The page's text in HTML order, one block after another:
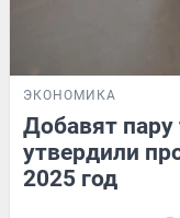
ЭКОНОМИКА
Добавят
утвердили
2025 год